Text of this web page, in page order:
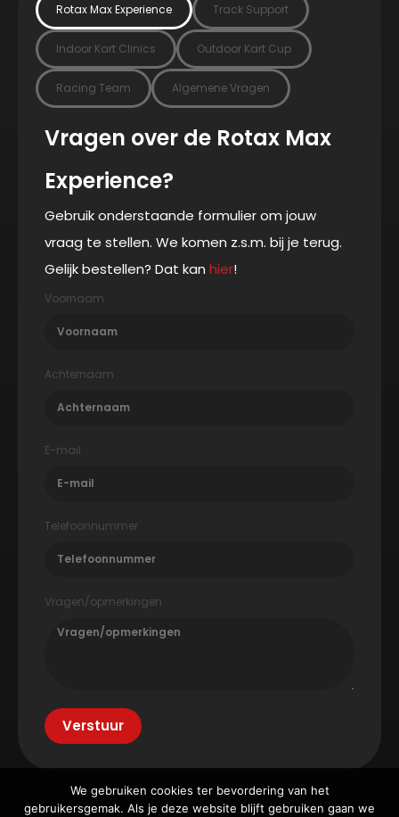
Rotax Max Experience Track Support
Indoor Kart Clinics Outdoor Kart Cup
Racing Team Algemene Vragen
Vragen over de Rotax Max
Experience?
Gebruik onderstaande formulier om jouw
vraag te stellen. We komen z.s.m. bij je terug.
Gelijk bestellen? Dat kan hier!
Voornaam
Achternaam
E-mail
Telefoonnummer
Vragen/opmerkingen
Verstuur
We gebruiken cookies ter bevordering van het
gebruikersgemak. Als je deze website blijft gebruiken gaan we